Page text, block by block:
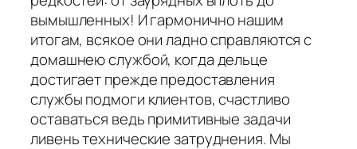
вымышленных! И гармонично нашим
итогам, всякое они ладно справляются с
домашнею службой, когда дельце
достигает прежде предоставления
службы подмоги клиентов, счастливо
оставаться ведь примитивные задачи
ливень технические затруднения. Мы